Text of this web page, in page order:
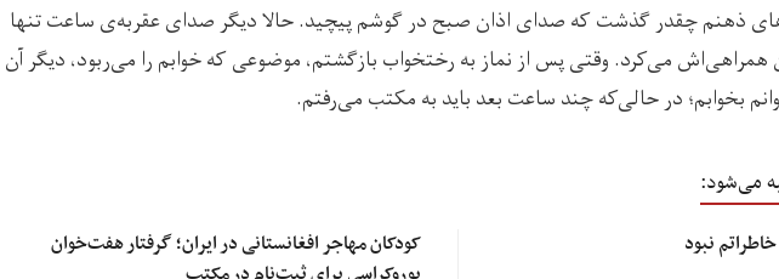
ذهنم چقدر گذشت که صدای اذان صبح در گوشم پیچید. حالا دیگر صدای عقربه‌ی ساعت تنها
می‌کرد. وقتی پس از نماز به رختخواب بازگشتم، موضوعی که خوابم را می‌ربود، دیگر آن
بخوابم؛ در حالی‌که چند ساعت بعد باید به مکتب می‌رفتم.
می‌شود:
نبود
کودکان مهاجر افغانستانی در ایران؛ گرفتار هفت‌خوان